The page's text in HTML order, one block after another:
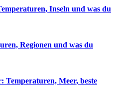
Inseln und was du
Regionen und was du
Temperaturen, Meer, beste